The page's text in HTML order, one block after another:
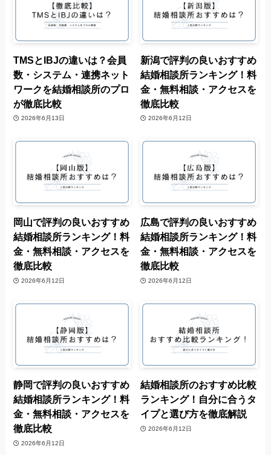
TMSとIBJの違いは？会員
数・システム・連携ネット
ワークを結婚相談所のプロ
が徹底比較
2026年6月13日
新潟で評判の良いおすすめ
結婚相談所ランキング！料
金・無料相談・アクセスを
徹底比較
2026年6月12日
岡山で評判の良いおすすめ
結婚相談所ランキング！料
金・無料相談・アクセスを
徹底比較
2026年6月12日
広島で評判の良いおすすめ
結婚相談所ランキング！料
金・無料相談・アクセスを
徹底比較
2026年6月12日
静岡で評判の良いおすすめ
結婚相談所ランキング！料
金・無料相談・アクセスを
徹底比較
2026年6月12日
結婚相談所のおすすめ比較
ランキング！自分に合うタ
イプと選び方を徹底解説
2026年6月12日